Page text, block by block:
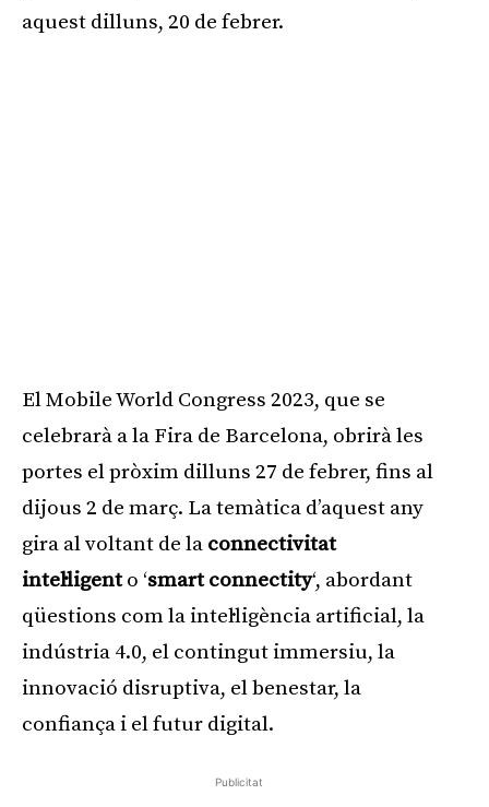
aquest dilluns, 20 de febrer.
El Mobile World Congress 2023, que se
celebrarà a la Fira de Barcelona, obrirà les
portes el pròxim dilluns 27 de febrer, fins al
dijous 2 de març. La temàtica d’aquest any
gira al voltant de la connectivitat
intel·ligento ‘smart connectity‘, abordant
qüestions com la intel·ligència artificial, la
indústria 4.0, el contingut immersiu, la
innovació disruptiva, el benestar, la
confiança i el futur digital.
Publicitat